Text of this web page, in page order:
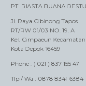
PT. RIASTA BUANA RESTU
Jl. Raya Cibinong Tapos
RT/RW 01/03 NO. 19. A
Kel. Cimpaeun Kecamatan
Kota Depok 16459
Phone : ( 021 ) 837 155 47
Tlp / Wa : 0878 8341 6384